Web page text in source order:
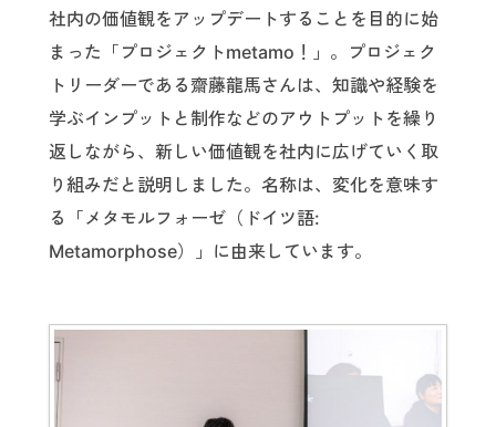
社内の価値観をアップデートすることを目的に始
まった「プロジェクトmetamo！」。プロジェク
トリーダーである齋藤龍馬さんは、知識や経験を
学ぶインプットと制作などのアウトプットを繰り
返しながら、新しい価値観を社内に広げていく取
り組みだと説明しました。名称は、変化を意味す
る「メタモルフォーゼ（ドイツ語:
Metamorphose）」に由来しています。